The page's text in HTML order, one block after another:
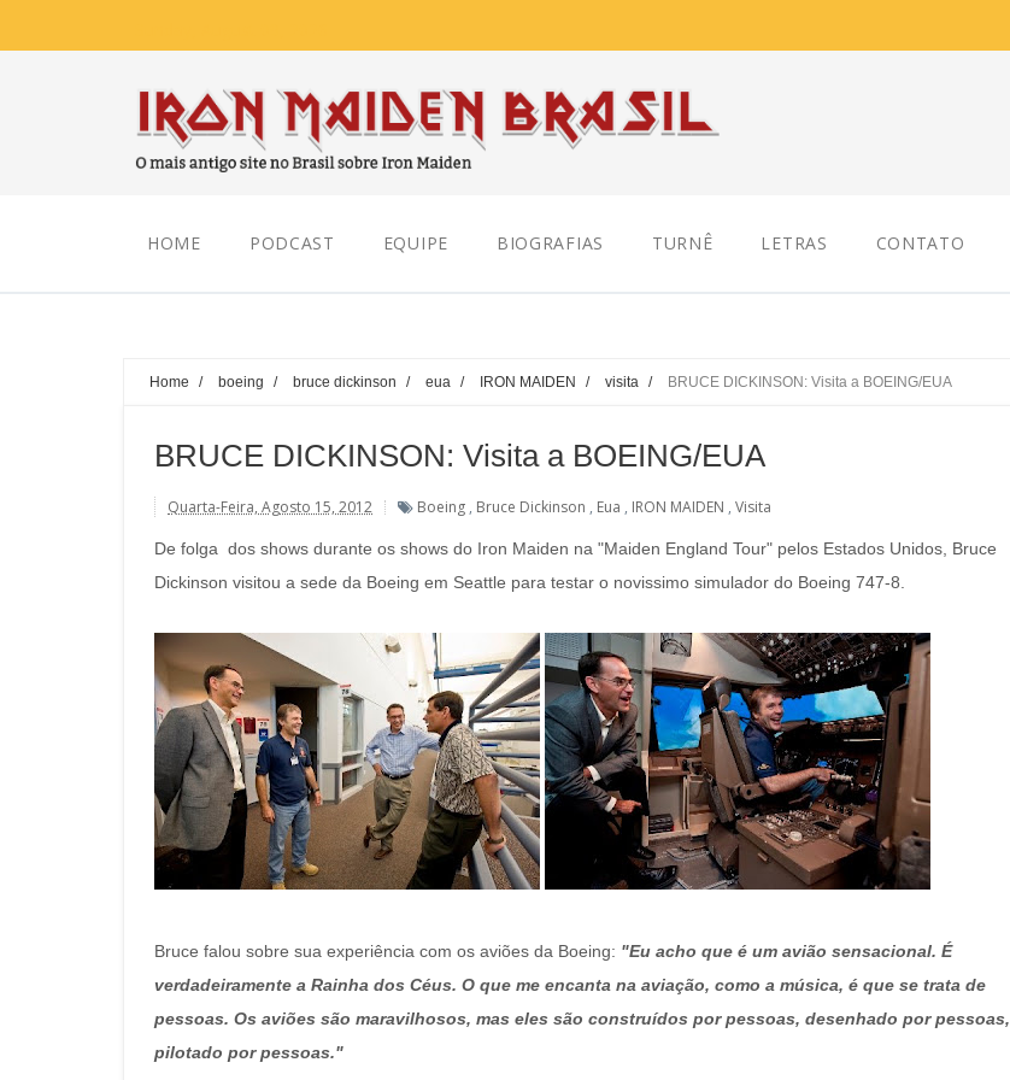
HOME PODCAST EQUIPE BIOGRAFIAS TURNÊ LETRAS CONTATO
Home / boeing / bruce dickinson / eua / IRON MAIDEN / visita / BRUCE DICKINSON: Visita a BOEING/EUA
BRUCE DICKINSON: Visita a BOEING/EUA
Quarta-Feira, Agosto 15, 2012 Boeing , Bruce Dickinson , Eua , IRON MAIDEN , Visita
De folga dos shows durante os shows do Iron Maiden na "Maiden England Tour" pelos Estados Unidos, Bruce
Dickinson visitou a sede da Boeing em Seattle para testar o novissimo simulador do Boeing 747-8.
Bruce falou sobre sua experiência com os aviões da Boeing: "Eu acho que é um avião sensacional. É
verdadeiramente a Rainha dos Céus. O que me encanta na aviação, como a música, é que se trata de
pessoas. Os aviões são maravilhosos, mas eles são construídos por pessoas, desenhado por pessoas,
pilotado por pessoas."